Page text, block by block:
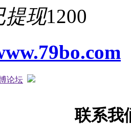
提现1200
论坛
联系我